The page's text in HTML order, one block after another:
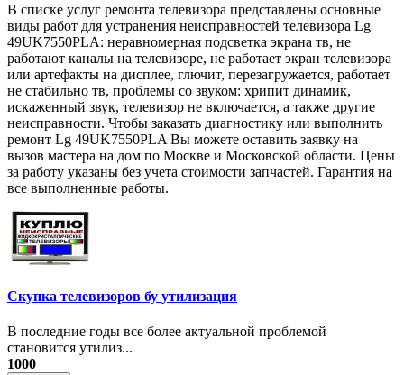
В списке услуг ремонта телевизора представлены основные
виды работ для устранения неисправностей телевизора Lg
49UK7550PLA: неравномерная подсветка экрана тв, не
работают каналы на телевизоре, не работает экран телевизора
или артефакты на дисплее, глючит, перезагружается, работает
не стабильно тв, проблемы со звуком: хрипит динамик,
искаженный звук, телевизор не включается, а также другие
неисправности. Чтобы заказать диагностику или выполнить
ремонт Lg 49UK7550PLA Вы можете оставить заявку на
вызов мастера на дом по Москве и Московской области. Цены
за работу указаны без учета стоимости запчастей. Гарантия на
все выполненные работы.
Скупка телевизоров бу утилизация
​В последние годы все более актуальной проблемой
становится утилиз...
1000